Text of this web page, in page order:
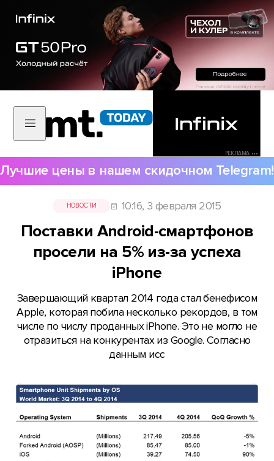
РЕКЛАМА •••
Лучшие цены в нашем скидочном Telegram!
НОВОСТИ 10:16, 3 февраля 2015
Поставки Android-смартфонов
просели на 5% из-за успеха
iPhone
Завершающий квартал 2014 года стал бенефисом
Apple, которая побила несколько рекордов, в том
числе по числу проданных iPhone. Это не могло не
отразиться на конкурентах из Google. Согласно
данным исс